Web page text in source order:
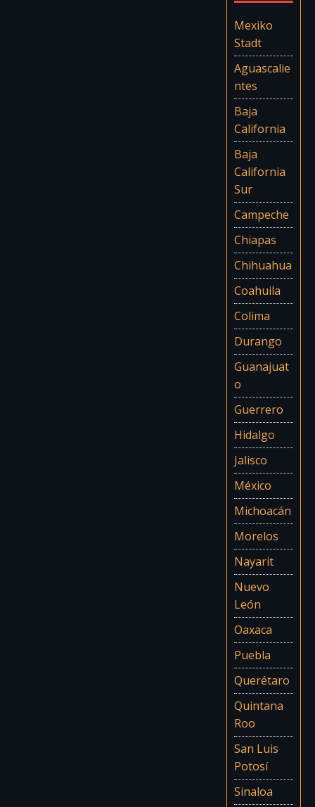
Mexiko
Stadt
Aguascalie
ntes
Baja
California
Baja
California
Sur
Campeche
Chiapas
Chihuahua
Coahuila
Colima
Durango
Guanajuat
o
Guerrero
Hidalgo
Jalisco
México
Michoacán
Morelos
Nayarit
Nuevo
León
Oaxaca
Puebla
Querétaro
Quintana
Roo
San Luis
Potosí
Sinaloa